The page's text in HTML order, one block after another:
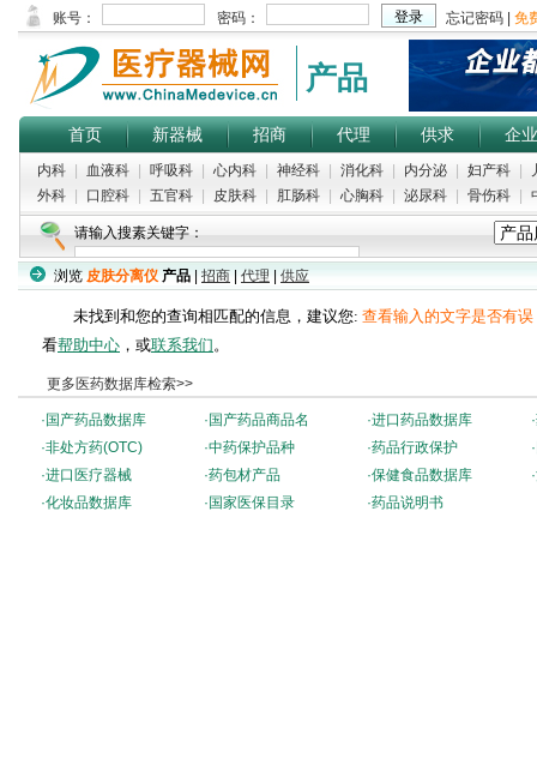
产品
首页 新器械 招商 代理 供求 企业
内科 血液科 呼吸科 心内科 神经科 消化科 内分泌 妇产科
外科
口腔科 五官科 皮肤科 肛肠科 心胸科 泌尿科 骨伤科
请输入搜素关键字：
浏览 皮肤分离仪 产品 招商 代理 供应
未找到和您的查询相匹配的信息，建议您: 查看输入的文字是否有误
看帮助中心 ，或联系我们。
更多医药数据库检索>>
· 国产药品数据库 · 国产药品商品名 ·进口药品数据库 ·
·非处方药(OTC) ·中药保护品种 ·药品行政保护 ·
·进口医疗器械 ·药包材产品 ·保健食品数据库 ·
·化妆品数据库 · 国家医保目录 ·药品说明书